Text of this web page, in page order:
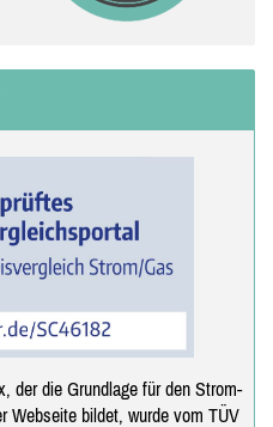
der die Grundlage für den Strom-
Webseite bildet, wurde vom TÜV